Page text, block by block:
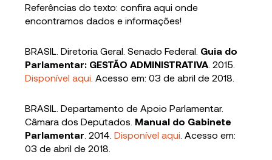
Referências do texto: confira aqui onde
encontramos dados e informações!
BRASIL. Diretoria Geral. Senado Federal. Guia do
Parlamentar: GESTÃO ADMINISTRATIVA . 2015.
Disponível aqui . Acesso em: 03 de abril de 2018.
BRASIL. Departamento de Apoio Parlamentar.
Câmara dos Deputados. Manual do Gabinete
Parlamentar . 2014.Disponível aqui . Acesso em:
03 de abril de 2018.